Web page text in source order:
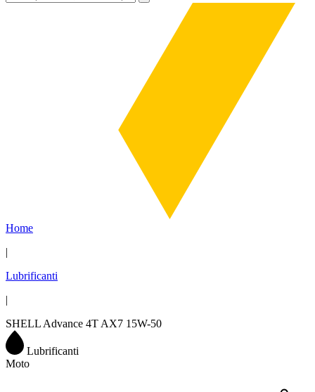
Home
|
Lubrificanti
|
SHELL Advance 4T AX7 15W-50
Lubrificanti
Moto